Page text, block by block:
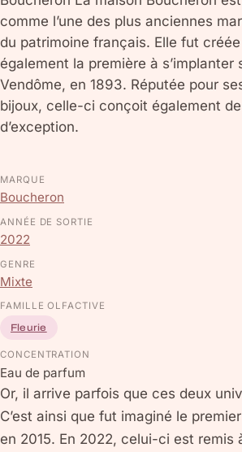
comme l’une des plus anciennes
du patrimoine français. Elle fut
également la première à s’implanter
Vendôme, en 1893. Réputée pour
bijoux, celle-ci conçoit également
d’exception.
MARQUE
Boucheron
ANNÉE DE SORTIE
2022
GENRE
Mixte
FAMILLE OLFACTIVE
Fleurie
CONCENTRATION
Eau de parfum
Or, il arrive parfois que ces deux
C’est ainsi que fut imaginé le
en 2015. En 2022, celui-ci est remis